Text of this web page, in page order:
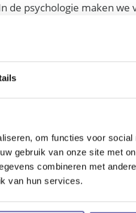
om functies voor social
gebruik van onze site met
combineren met
van hun services.
de psychologie maken we
omgeving en hebben
Zij raken snel
tot een constante
ERVARING